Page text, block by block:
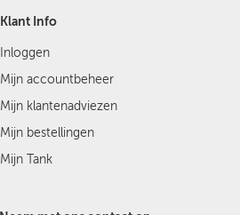
Klant Info
Inloggen
Mijn accountbeheer
Mijn klantenadviezen
Mijn bestellingen
Mijn Tank